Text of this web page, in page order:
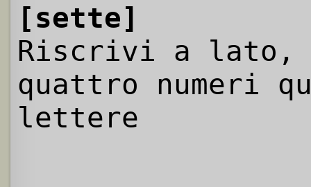
[sette]
Riscrivi a
quattro numeri
lettere